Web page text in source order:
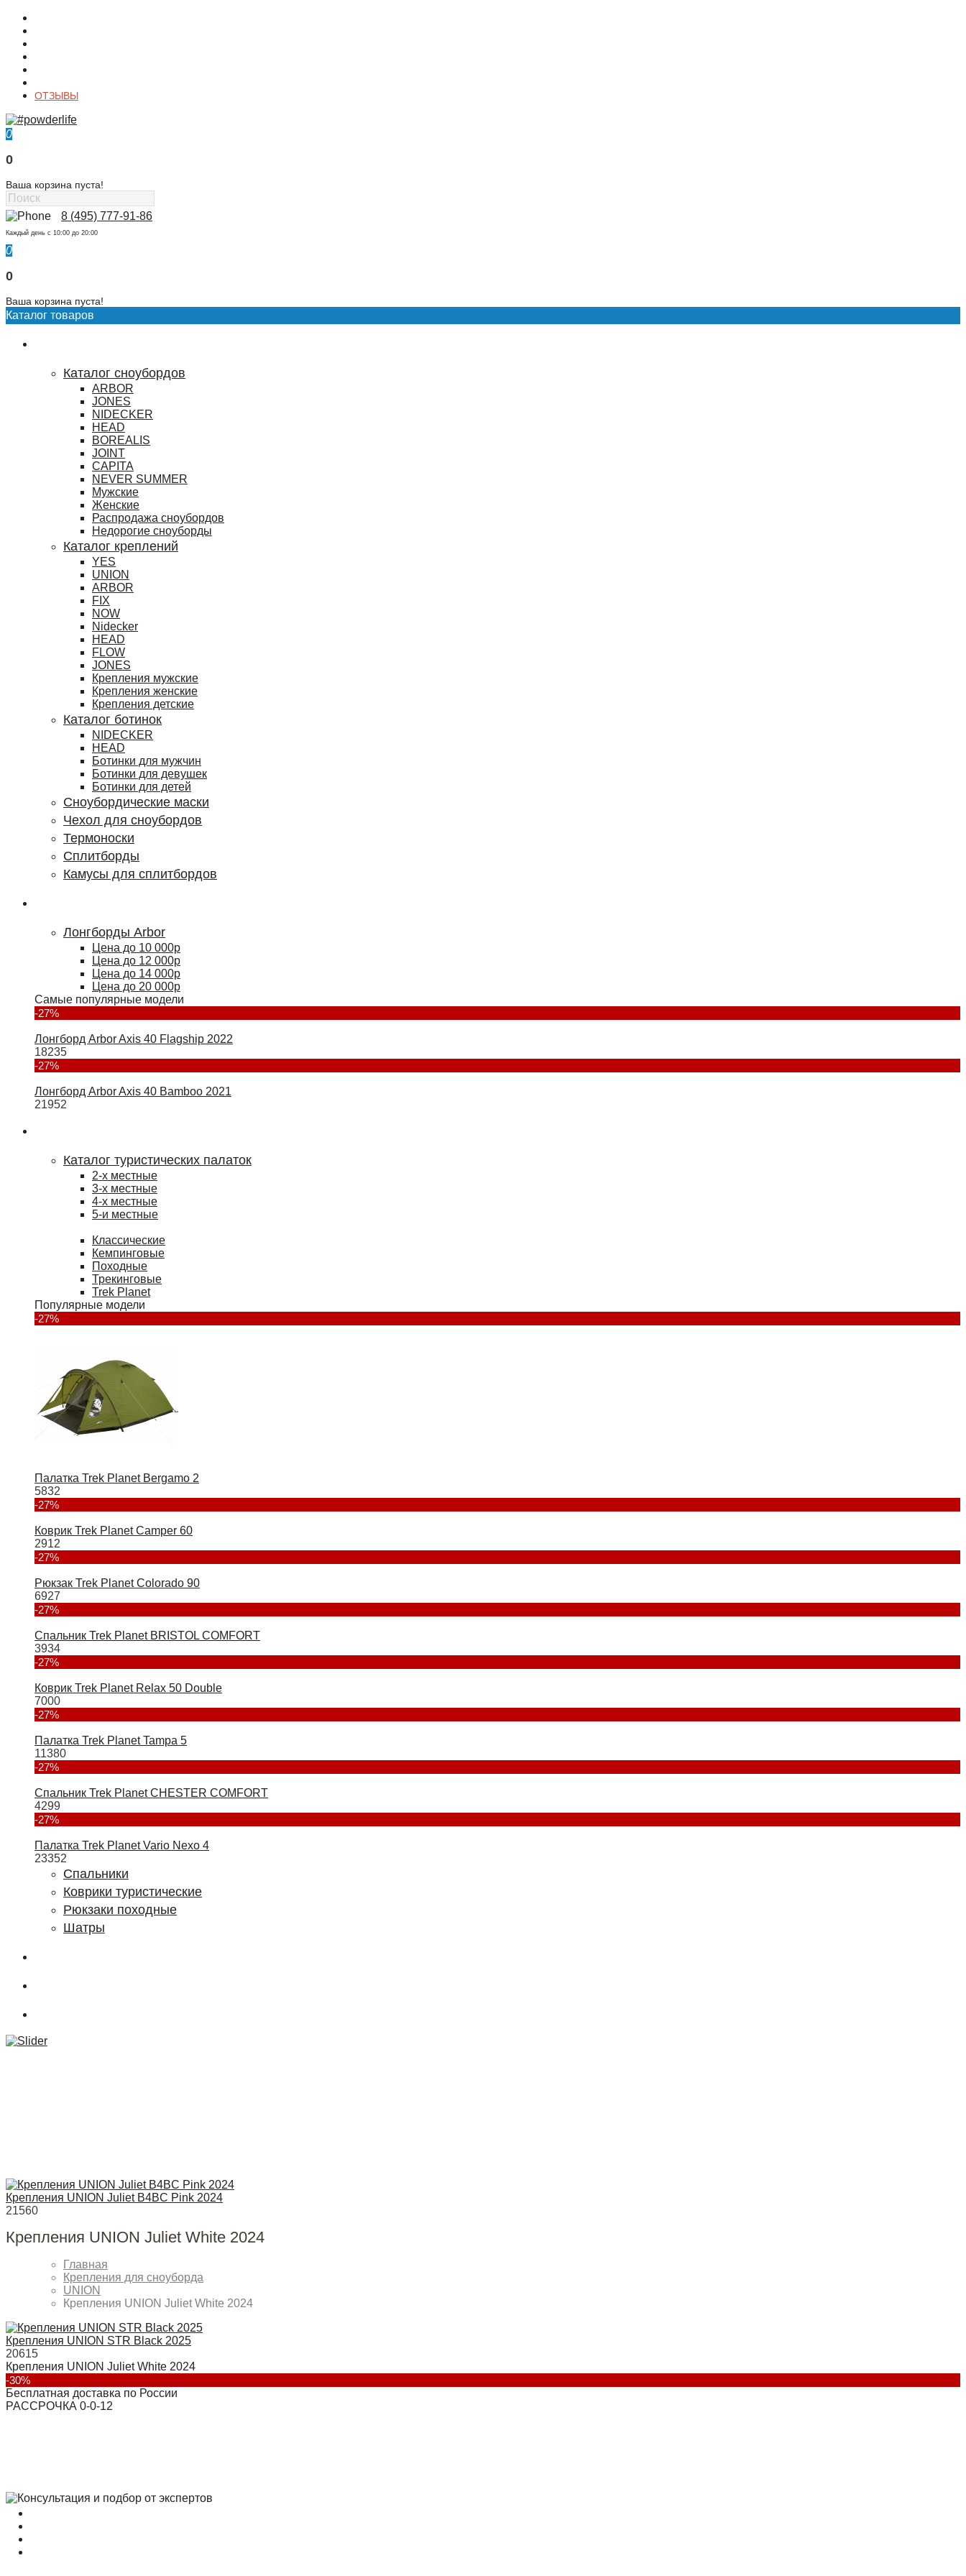
ОТЗЫВЫ
0
0
Ваша корзина пуста!
8 (495) 777-91-86
Каждый день c 10:00 до 20:00
0
0
Ваша корзина пуста!
Каталог товаров
Каталог сноубордов
ARBOR
JONES
NIDECKER
HEAD
BOREALIS
JOINT
CAPITA
NEVER SUMMER
Мужские
Женские
Распродажа сноубордов
Недорогие сноуборды
Каталог креплений
YES
UNION
ARBOR
FIX
NOW
Nidecker
HEAD
FLOW
JONES
Крепления мужские
Крепления женские
Крепления детские
Каталог ботинок
NIDECKER
HEAD
Ботинки для мужчин
Ботинки для девушек
Ботинки для детей
Сноубордические маски
Чехол для сноубордов
Термоноски
Сплитборды
Камусы для сплитбордов
Лонгборды Arbor
Цена до 10 000р
Цена до 12 000р
Цена до 14 000р
Цена до 20 000р
Самые популярные модели
-27%
Лонгборд Arbor Axis 40 Flagship 2022
18235
-27%
Лонгборд Arbor Axis 40 Bamboo 2021
21952
Каталог туристических палаток
2-х местные
3-х местные
4-х местные
5-и местные
Классические
Кемпинговые
Походные
Трекинговые
Trek Planet
Популярные модели
-27%
Палатка Trek Planet Bergamo 2
5832
-27%
Коврик Trek Planet Camper 60
2912
-27%
Рюкзак Trek Planet Colorado 90
6927
-27%
Спальник Trek Planet BRISTOL COMFORT
3934
-27%
Коврик Trek Planet Relax 50 Double
7000
-27%
Палатка Trek Planet Tampa 5
11380
-27%
Спальник Trek Planet CHESTER COMFORT
4299
-27%
Палатка Trek Planet Vario Nexo 4
23352
Спальники
Коврики туристические
Рюкзаки походные
Шатры
Крепления UNION Juliet B4BC Pink 2024
21560
Крепления UNION Juliet White 2024
Главная
Крепления для сноуборда
UNION
Крепления UNION Juliet White 2024
Крепления UNION STR Black 2025
20615
Крепления UNION Juliet White 2024
-30%
Бесплатная доставка по России
РАССРОЧКА 0-0-12